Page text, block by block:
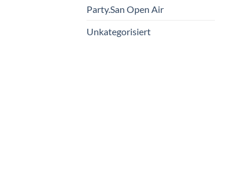
Party.San Open Air
Unkategorisiert